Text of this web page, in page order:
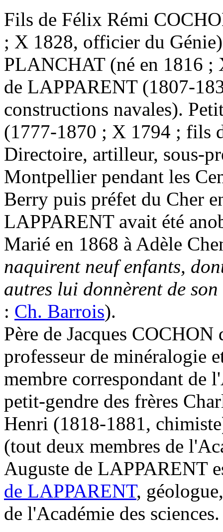
Fils de Félix Rémi
; X 1828, officier du
PLANCHAT (né en 1816 ;
de LAPPARENT (1807-
constructions navales).
(1777-1870 ; X 1794 ; fils
Directoire, artilleur, sous-
Montpellier pendant les
Berry puis préfet du Cher
LAPPARENT avait été
Marié en 1868 à Adèle
naquirent neuf enfants,
autres lui donnèrent de
: Ch. Barrois).
Père de Jacques
professeur de minéralogie
membre correspondant de
petit-gendre des frères
Henri (1818-1881,
(tout deux membres de
Auguste de LAPPARENT
de LAPPARENT,
de l'Académie des sciences.